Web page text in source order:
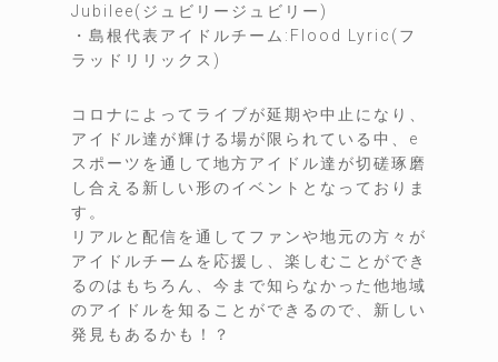
Jubilee(ジュビリージュビリー)
・島根代表アイドルチーム:Flood Lyric(フ
ラッドリリックス)
コロナによってライブが延期や中止になり、
アイドル達が輝ける場が限られている中、e
スポーツを通して地方アイドル達が切磋琢磨
し合える新しい形のイベントとなっておりま
す。
リアルと配信を通してファンや地元の方々が
アイドルチームを応援し、楽しむことができ
るのはもちろん、今まで知らなかった他地域
のアイドルを知ることができるので、新しい
発見もあるかも！？